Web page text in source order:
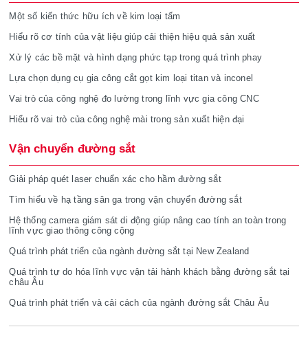
Một số kiến thức hữu ích về kim loại tấm
Hiểu rõ cơ tính của vật liệu giúp cải thiện hiệu quả sản xuất
Xử lý các bề mặt và hình dạng phức tạp trong quá trình phay
Lựa chọn dụng cụ gia công cắt gọt kim loại titan và inconel
Vai trò của công nghệ đo lường trong lĩnh vực gia công CNC
Hiểu rõ vai trò của công nghệ mài trong sản xuất hiện đại
Vận chuyển đường sắt
Giải pháp quét laser chuẩn xác cho hầm đường sắt
Tìm hiểu về hạ tầng sân ga trong vận chuyển đường sắt
Hệ thống camera giám sát di động giúp nâng cao tính an toàn trong
lĩnh vực giao thông công cộng
Quá trình phát triển của ngành đường sắt tại New Zealand
Quá trình tự do hóa lĩnh vực vận tải hành khách bằng đường sắt tại
châu Âu
Quá trình phát triển và cải cách của ngành đường sắt Châu Âu